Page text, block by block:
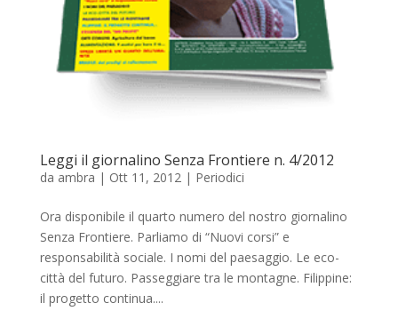
Leggi il giornalino Senza Frontiere n. 4/2012
da ambra | Ott 11, 2012| Periodici
Ora disponibile il quarto numero del nostro giornalino
Senza Frontiere. Parliamo di “Nuovi corsi” e
responsabilità sociale. I nomi del paesaggio. Le eco-
città del futuro. Passeggiare tra le montagne. Filippine:
il progetto continua....